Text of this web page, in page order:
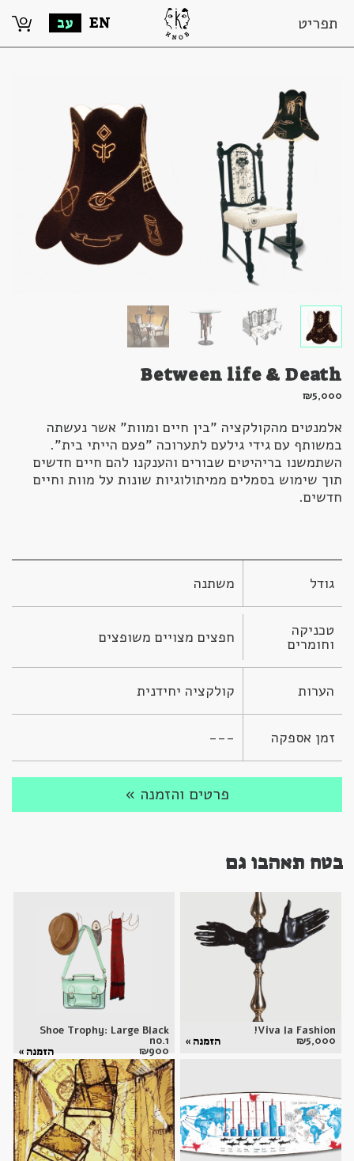
תפריט EN עב 0
Between life & Death
₪5,000
אלמנטים מהקולקציה "בין חיים ומוות" אשר נעשתה
במשותף עם גידי גילעם לתערוכה "פעם הייתי בית".
השתמשנו בריהיטים שבורים והענקנו להם חיים חדשים
תוך שימוש בסמלים ממיתולוגיות שונות על מוות וחיים
חדשים.
גודל משתנה
וחומרים חפצים מצויים משופצים
הערות קולקציה יחידנית
זמן אספקה ---
פרטים והזמנה »
בטח תאהבו גם
Viva la Fashion!
₪5,000 הזמנה »
Shoe Trophy: Large Black
no.1
₪900 הזמנה »